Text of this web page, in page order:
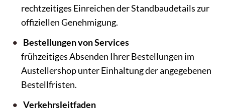
rechtzeitiges Einreichen der Standbaudetails zur
offiziellen Genehmigung.
Bestellungen von Services
frühzeitiges Absenden Ihrer Bestellungen im
Austellershop unter Einhaltung der angegebenen
Bestellfristen.
Verkehrsleitfaden